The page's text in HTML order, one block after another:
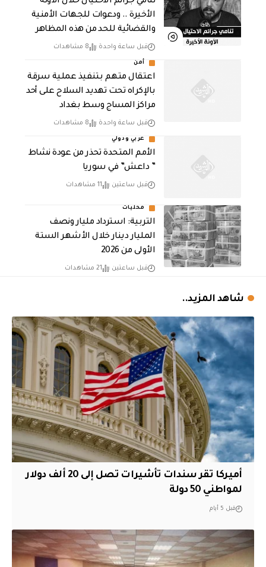
الأخيرة .. ودعوات للجهات الأمنية
والقضائية للحد من هذه المظاهر
قبل ساعة واحدة 8 مشاهدات
أمن
اعتقال متهم بتنفيذ عملية سرقة
بالإكراه تحت تهديد السلاح على أحد
مراكز المساج وسط بغداد
قبل ساعة واحدة 8 مشاهدات
عربي ودولي
الأمم المتحدة تحذر من عودة نشاط
” داعش” في سوريا
قبل ساعتين 11 مشاهدات
محليات
التربية: استرداد مليار ونصف
المليار دينار خلال الأشهر الستة
الأولى من 2026
قبل ساعتين 21 مشاهدات
شاهد المزيد..
أميركا تقر سندات تأشيرات تصل إلى 20 ألف دولار
لمواطني 50 دولة
قبل 5 أيام